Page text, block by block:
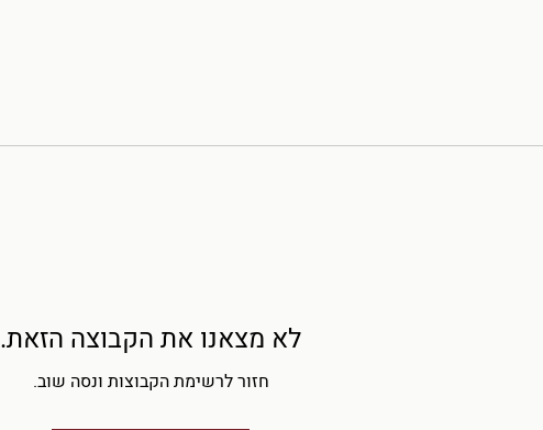
לא מצאנו את הקבוצה הזאת.
חזור לרשימת הקבוצות ונסה שוב.